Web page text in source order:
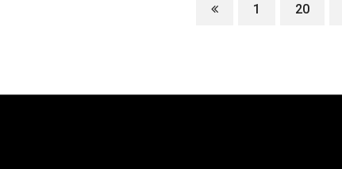
1 20